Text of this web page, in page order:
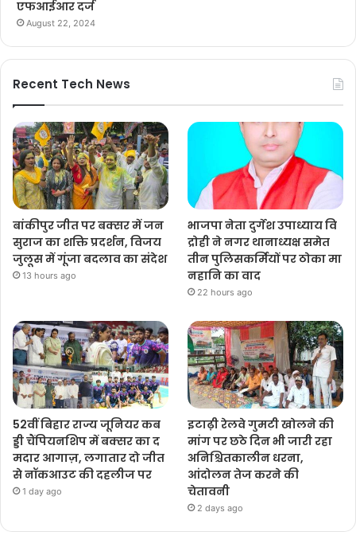
एफआईआर दर्ज
August 22, 2024
Recent Tech News
बांकीपुर जीत पर बक्सर में जन
सुराज का शक्ति प्रदर्शन, विजय
जुलूस में गूंजा बदलाव का संदेश
13 hours ago
भाजपा नेता दुर्गेश उपाध्याय वि
द्रोही ने नगर थानाध्यक्ष समेत
तीन पुलिसकर्मियों पर ठोका मा
नहानि का वाद
22 hours ago
52वीं बिहार राज्य जूनियर कब
ड्डी चैंपियनशिप में बक्सर का द
मदार आगाज़, लगातार दो जीत
से नॉकआउट की दहलीज पर
1 day ago
इटाढ़ी रेलवे गुमटी खोलने की
मांग पर छठे दिन भी जारी रहा
अनिश्चितकालीन धरना,
आंदोलन तेज करने की
चेतावनी
2 days ago